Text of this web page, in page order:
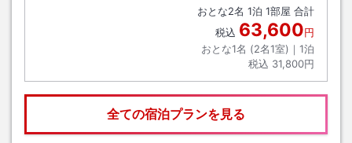
おとな2名 1泊 1部屋 合計
税込 63,600円
おとな1名 (2名1室)｜ 1泊
税込 31,800円
全ての宿泊プランを見る